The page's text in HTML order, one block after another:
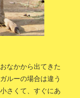
なかから出てきた
ルーの場合は違う
さくて、すぐにあ